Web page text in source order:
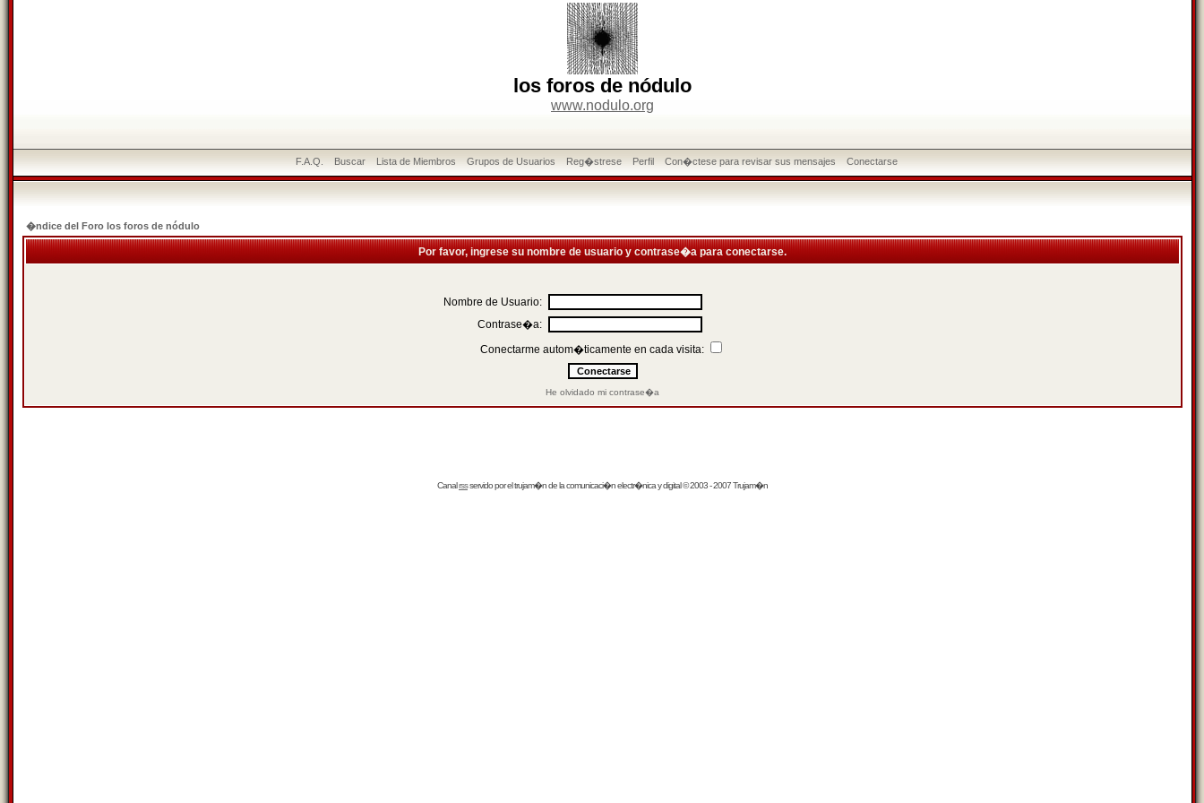
los foros de nódulo
www.nodulo.org
F.A.Q. Buscar Lista de Miembros Grupos de Usuarios Reg�strese Perfil Con�ctese para revisar sus mensajes Conectarse
�ndice del Foro los foros de nódulo
Por favor, ingrese su nombre de usuario y contrase�a para conectarse.
Nombre de Usuario:
Contrase�a:
Conectarme autom�ticamente en cada visita:
He olvidado mi contrase�a
Canalrssservido por eltrujam�nde la comunicaci�n electr�nica y digital © 2003 - 2007 Trujam�n